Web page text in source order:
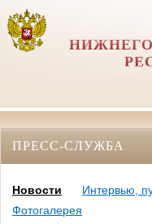
ПРЕСС-СЛУЖБА
Новости
Интервью,
Фотогалерея